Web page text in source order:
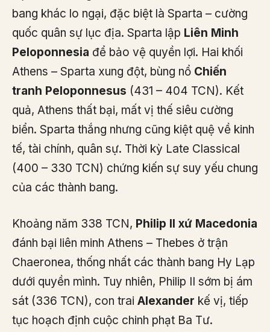
bang khác lo ngại, đặc biệt là Sparta – cường
quốc quân sự lục địa. Sparta lập Liên Minh
Peloponnesia để bảo vệ quyền lợi. Hai khối
Athens – Sparta xung đột, bùng nổ Chiến
tranh Peloponnesus (431 – 404 TCN). Kết
quả, Athens thất bại, mất vị thế siêu cường
biển. Sparta thắng nhưng cũng kiệt quệ về kinh
tế, tài chính, quân sự. Thời kỳ Late Classical
(400 – 330 TCN) chứng kiến sự suy yếu chung
của các thành bang.
Khoảng năm 338 TCN, Philip II xứ Macedonia
đánh bại liên minh Athens – Thebes ở trận
Chaeronea, thống nhất các thành bang Hy Lạp
dưới quyền mình. Tuy nhiên, Philip II sớm bị ám
sát (336 TCN), con trai Alexander kế vị, tiếp
tục hoạch định cuộc chinh phạt Ba Tư.